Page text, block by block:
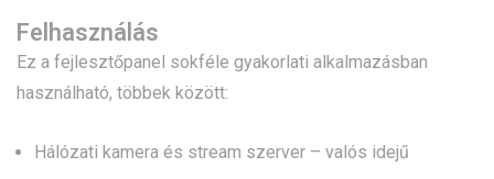
Felhasználás
Ez a fejlesztőpanel sokféle gyakorlati alkalmazásban
használható, többek között:
Hálózati kamera és stream szerver – valós idejű